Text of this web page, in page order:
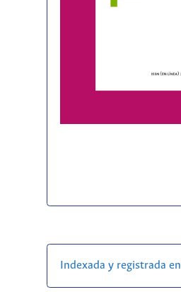
Indexada y registrada en